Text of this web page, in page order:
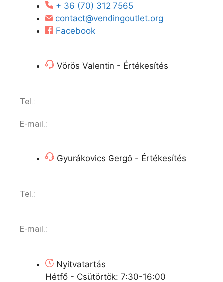
+ 36 (70) 312 7565
contact@vendingoutlet.org
Facebook
Vörös Valentin - Értékesítés
Tel.:
E-mail.:
Gyurákovics Gergő - Értékesítés
Tel.:
E-mail.:
Nyitvatartás
Hétfő - Csütörtök: 7:30-16:00